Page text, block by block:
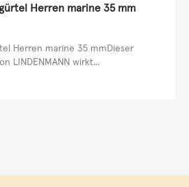
Herren marine 35 mm
Herren marine 35 mmDieser
LINDENMANN wirkt...